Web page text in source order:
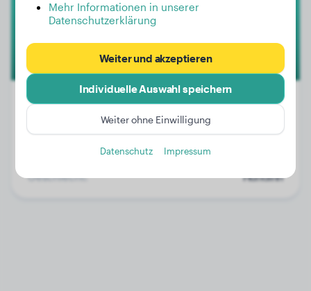
Gewicht:
160 kg
2 Jahre, 2 Monate
Geschlecht:
Hündinn
Mehr Informationen in unserer
Datenschutzerklärung
Weiter und akzeptieren
Individuelle Auswahl speichern
Weiter ohne Einwilligung
Datenschutz Impressum